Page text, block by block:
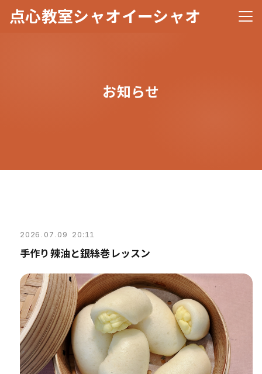
点心教室シャオイーシャオ メニ
お知らせ
2026 . 07. 09 20:11
手作り辣油と銀絲巻レッスン